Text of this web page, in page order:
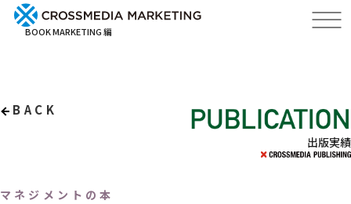
BOOK MARKETING 編
BACK
出版実績
マネジメントの本